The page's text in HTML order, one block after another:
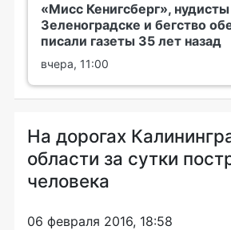
«Мисс Кенигсберг»,
Зеленоградске и бегство
писали газеты 35 лет назад
вчера, 11:00
На дорогах
области за сутки
человека
06 февраля 2016, 18:58